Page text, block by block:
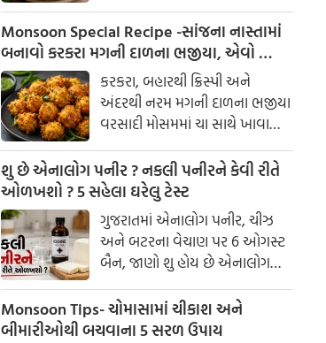
પ્રકૃતિનું સ્વરૂપ માનવામાં આવે છે.
બંનેમાં ખૂબ જ સ્વાદિષ્ટ લાગે છે.
ઓછા મસાલામાં બનતું આ શાક
પૌષ્ટિક અને હળવું હોવાથી દરેકને
Monsoon Special Recipe -સાંજના નાસ્તામાં
બનાવો કરકરા મગની દાળના ભજીયા, એવો સ્વાદ
કે બટાકા-ડુંગળીના ભજીયા પણ ભૂલી જશો!
કરકરા, બહારથી ક્રિસ્પી અને
અંદરથી નરમ મગની દાળના ભજીયા
વરસાદી મોસમમાં ચા સાથે ખાવાની
મજા જ અલગ છે. આ સરળ
રેસીપીથી તમે ઘરે જ સ્વાદિષ્ટ ભજીયા
બનાવી શકો છો.
શુ છે એનાલોગ પનીર ? નકલી પનીરને કેવી રીતે
ઓળખશો ? 5 સહેલા ઘરેલુ ટેસ્ટ
ગુજરાતમાં એનાલોગ પનીર, ચીઝ
અને બટરના વેચાણ પર 6 ઓગસ્ટ
બૈન, જાણો શુ હોય છે એનાલોગ
પનીર ? નકલી પનીર કેવી રીતે
ઓળખશો, અહી અમે બતાવી રહ્યા
છે 5 સહેલા ઘરેલુ ટેસ્ટ
Monsoon Tips- ચોમાસામાં ચીકાશ અને
બીમારીઓથી બચવાના 5 સરળ ઉપાય